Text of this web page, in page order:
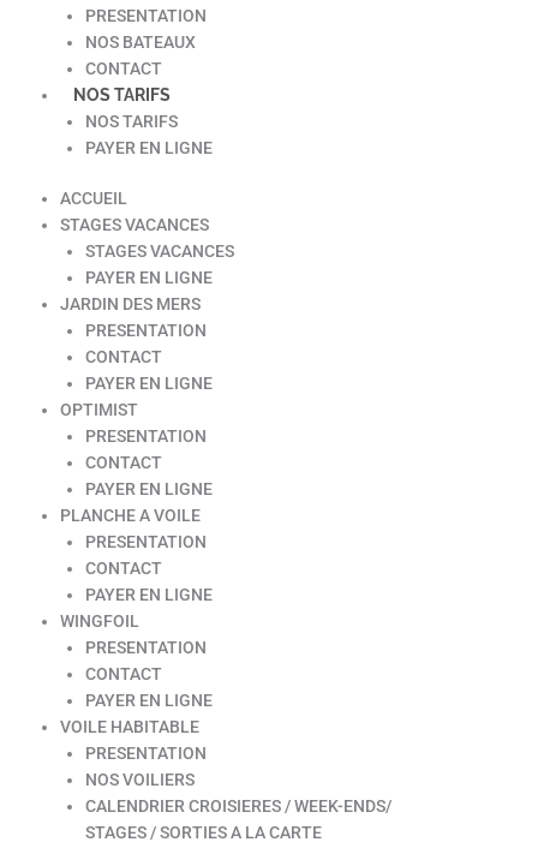
PRESENTATION
NOS BATEAUX
CONTACT
NOS TARIFS
NOS TARIFS
PAYER EN LIGNE
ACCUEIL
STAGES VACANCES
STAGES VACANCES
PAYER EN LIGNE
JARDIN DES MERS
PRESENTATION
CONTACT
PAYER EN LIGNE
OPTIMIST
PRESENTATION
CONTACT
PAYER EN LIGNE
PLANCHE A VOILE
PRESENTATION
CONTACT
PAYER EN LIGNE
WINGFOIL
PRESENTATION
CONTACT
PAYER EN LIGNE
VOILE HABITABLE
PRESENTATION
NOS VOILIERS
CALENDRIER CROISIERES / WEEK-ENDS/
STAGES / SORTIES A LA CARTE